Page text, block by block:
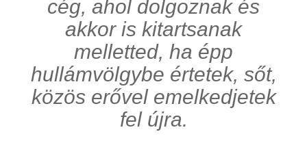
cég, ahol dolgoznak és
akkor is kitartsanak
melletted, ha épp
hullámvölgybe értetek, sőt,
közös erővel emelkedjetek
fel újra.